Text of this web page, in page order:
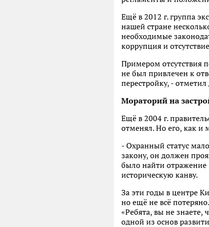
Ещё в 2012 г. группа
нашей стране
необходимые
коррупция и
Примером отсутствия
не был привлечен к
перестройку, -
Мораторий на
Ещё в 2004 г.
отменял. Но его, как и
- Охранный статус
закону, он должен
было найти отражение
историческую канву.
За эти годы в центре
но ещё не всё
«Ребята, вы не знаете,
одной из основ